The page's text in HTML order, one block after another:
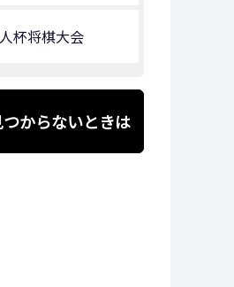
杯将棋大会
からないときは